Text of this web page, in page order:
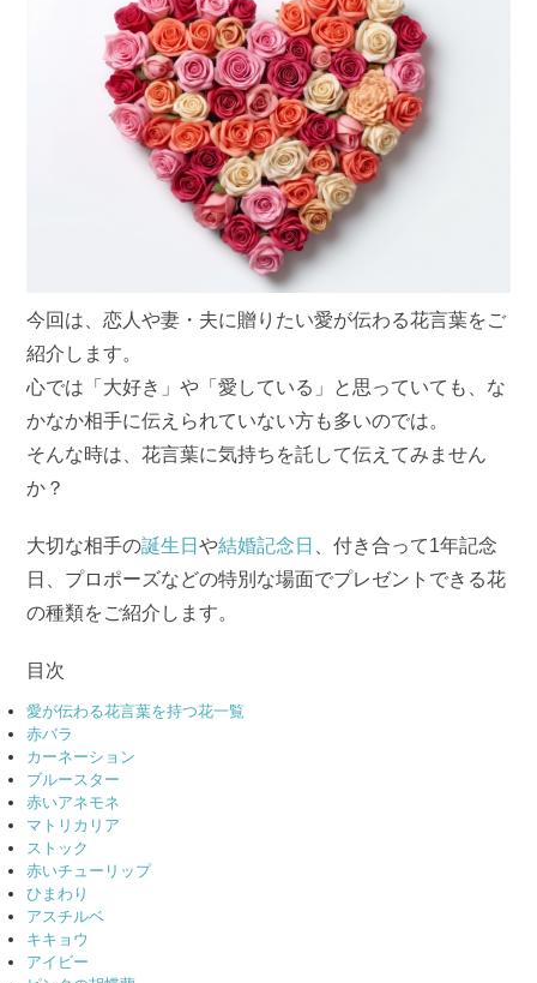
今回は、恋人や妻・夫に贈りたい愛が伝わる花言葉をご
紹介します。
心では「大好き」や「愛している」と思っていても、な
かなか相手に伝えられていない方も多いのでは。
そんな時は、花言葉に気持ちを託して伝えてみません
か？
大切な相手の誕生日や結婚記念日
、付き合って1年記念
日、プロポーズなどの特別な場面でプレゼントできる花
の種類をご紹介します。
目次
愛が伝わる花言葉を持つ花一覧
赤バラ
カーネーション
ブルースター
赤いアネモネ
マトリカリア
ストック
赤いチューリップ
ひまわり
アスチルベ
キキョウ
アイビー